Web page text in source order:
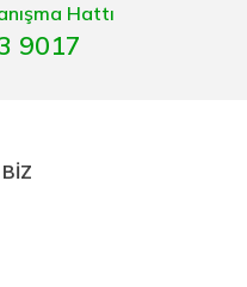
Hattı
9017